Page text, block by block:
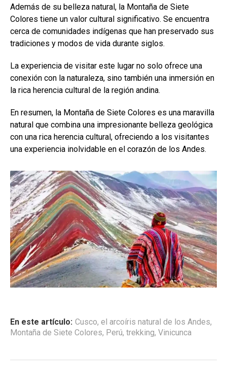
Además de su belleza natural, la Montaña de Siete
Colores tiene un valor cultural significativo. Se encuentra
cerca de comunidades indígenas que han preservado sus
tradiciones y modos de vida durante siglos.
La experiencia de visitar este lugar no solo ofrece una
conexión con la naturaleza, sino también una inmersión en
la rica herencia cultural de la región andina.
En resumen, la Montaña de Siete Colores es una maravilla
natural que combina una impresionante belleza geológica
con una rica herencia cultural, ofreciendo a los visitantes
una experiencia inolvidable en el corazón de los Andes.
En este artículo: Cusco, el arcoíris natural de los Andes,
Montaña de Siete Colores, Perú, trekking, Vinicunca